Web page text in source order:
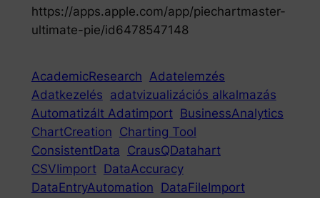
https://apps.apple.com/app/piechartmaster-
ultimate-pie/id6478547148
AcademicResearch Adatelemzés
Adatkezelés adatvizualizációs alkalmazás
Automatizált Adatimport BusinessAnalytics
ChartCreation Charting Tool
ConsistentData
CrausQDatahart
CSVIimport DataAccuracy
DataEntryAutomation DataFileImport